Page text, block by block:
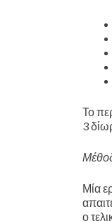
Το
3
Μία
ο